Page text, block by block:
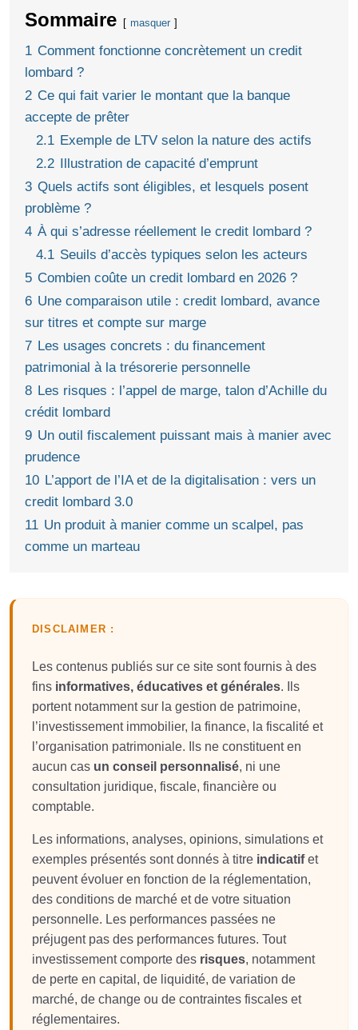
Sommaire masquer
1 Comment fonctionne concrètement un credit
lombard ?
2 Ce qui fait varier le montant que la banque
accepte de prêter
2.1 Exemple de LTV selon la nature des actifs
2.2 Illustration de capacité d’emprunt
3 Quels actifs sont éligibles, et lesquels posent
problème ?
4 À qui s’adresse réellement le credit lombard ?
4.1 Seuils d’accès typiques selon les acteurs
5 Combien coûte un credit lombard en 2026 ?
6 Une comparaison utile : credit lombard, avance
sur titres et compte sur marge
7 Les usages concrets : du financement
patrimonial à la trésorerie personnelle
8 Les risques : l’appel de marge, talon d’Achille du
crédit lombard
9 Un outil fiscalement puissant mais à manier avec
prudence
10 L’apport de l’IA et de la digitalisation : vers un
credit lombard 3.0
11 Un produit à manier comme un scalpel, pas
comme un marteau
DISCLAIMER :
Les contenus publiés sur ce site sont fournis à des
fins informatives, éducatives et générales. Ils
portent notamment sur la gestion de patrimoine,
l’investissement immobilier, la finance, la fiscalité et
l’organisation patrimoniale. Ils ne constituent en
aucun cas un conseil personnalisé, ni une
consultation juridique, fiscale, financière ou
comptable.
Les informations, analyses, opinions, simulations et
exemples présentés sont donnés à titre indicatifet
peuvent évoluer en fonction de la réglementation,
des conditions de marché et de votre situation
personnelle. Les performances passées ne
préjugent pas des performances futures. Tout
investissement comporte des risques, notamment
de perte en capital, de liquidité, de variation de
marché, de change ou de contraintes fiscales et
réglementaires.